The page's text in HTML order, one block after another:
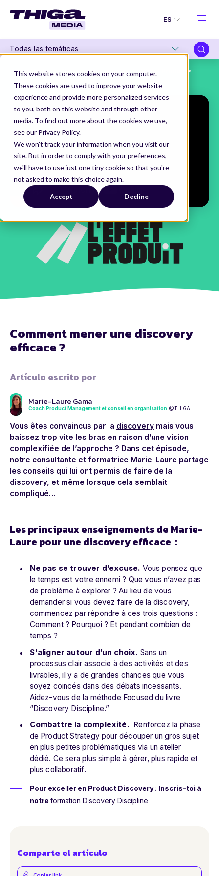
This website stores cookies on your computer.
These cookies are used to improve your website
experience and provide more personalized services
to you, both on this website and through other
media. To find out more about the cookies we use,
see our Privacy Policy.
We won't track your information when you visit our
site. But in order to comply with your preferences,
we'll have to use just one tiny cookie so that you're
not asked to make this choice again.
Accept Decline
ES
Todas las temáticas
Thiga Media Nos séries originales
L'Effet Produit
Comment mener une discovery
efficace ?
Artículo escrito por
Marie-Laure Gama
Coach Product Management et conseil en organisation @THIGA
Vous êtes convaincus par la discovery mais vous
baissez trop vite les bras en raison d’une vision
complexifiée de l’approche ? Dans cet épisode,
notre consultante et formatrice Marie-Laure partage
les conseils qui lui ont permis de faire de la
discovery, et même lorsque cela semblait
compliqué…
Les principaux enseignements de Marie-
Laure pour une discovery efficace :
Ne pas se trouver d’excuse. Vous pensez que
le temps est votre ennemi ? Que vous n’avez pas
de problème à explorer ? Au lieu de vous
demander si vous devez faire de la discovery,
commencez par répondre à ces trois questions :
Comment ? Pourquoi ? Et pendant combien de
temps ?
S'aligner autour d’un choix. Sans un
processus clair associé à des activités et des
livrables, il y a de grandes chances que vous
soyez coincés dans des débats incessants.
Aidez-vous de la méthode Focused du livre
“Discovery Discipline.”
Combattre la complexité. Renforcez la phase
de Product Strategy pour découper un gros sujet
en plus petites problématiques via un atelier
dédié. Ce sera plus simple à gérer, plus rapide et
plus collaboratif.
Pour exceller en Product Discovery : Inscris-toi à
notre formation Discovery Discipline
Comparte el artículo